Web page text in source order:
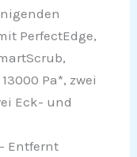
PerfectEdge,
Pa*, zwei
Eck- und
Entfernt